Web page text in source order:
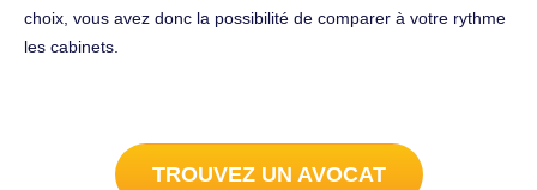
choix, vous avez donc la possibilité de comparer à votre rythme
les cabinets.
TROUVEZ UN AVOCAT